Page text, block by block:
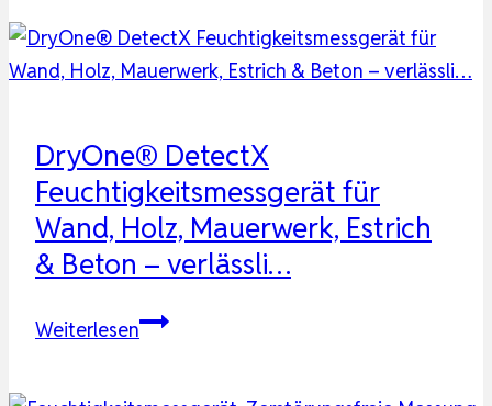
mit
Kugelsensor
Zerstörungsfreie
Bereichsscans,
Ideal
fü…
DryOne® DetectX
Feuchtigkeitsmessgerät für
Wand, Holz, Mauerwerk, Estrich
& Beton – verlässli…
WeiterlesenDryOne®